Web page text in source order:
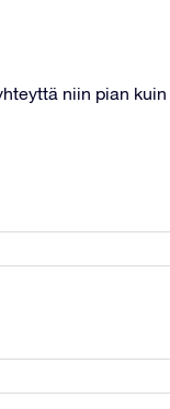
niin pian